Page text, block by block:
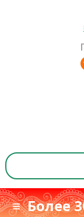
≡ Более